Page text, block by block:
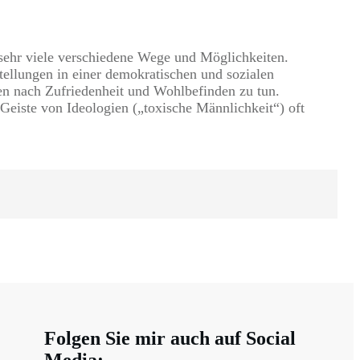
viele verschiedene Wege und Möglichkeiten.
in einer demokratischen und sozialen
nach Zufriedenheit und Wohlbefinden zu tun.
von Ideologien („toxische Männlichkeit“) oft
Folgen Sie mir auch auf Social